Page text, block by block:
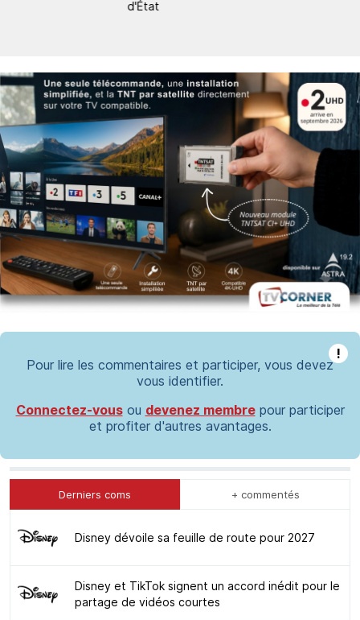
d'État
!
Pour lire les commentaires et participer, vous devez
vous identifier.
Connectez-vousou devenez membrepour participer
et profiter d'autres avantages.
Derniers coms + commentés
Disney dévoile sa feuille de route pour 2027
Disney et TikTok signent un accord inédit pour le
partage de vidéos courtes